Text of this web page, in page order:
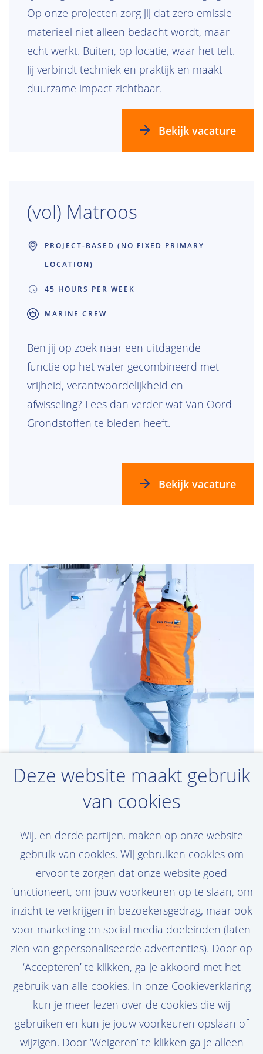
Deze website maakt gebruik
van cookies
Wij, en derde partijen, maken op onze website
gebruik van cookies. Wij gebruiken cookies om
ervoor te zorgen dat onze website goed
functioneert, om jouw voorkeuren op te slaan, om
inzicht te verkrijgen in bezoekersgedrag, maar ook
voor marketing en social media doeleinden (laten
zien van gepersonaliseerde advertenties). Door op
‘Accepteren’ te klikken, ga je akkoord met het
gebruik van alle cookies. In onze Cookieverklaring
kun je meer lezen over de cookies die wij
gebruiken en kun je jouw voorkeuren opslaan of
wijzigen. Door ‘Weigeren’ te klikken ga je alleen
Op onze projecten zorg jij dat zero emissie
materieel niet alleen bedacht wordt, maar
echt werkt. Buiten, op locatie, waar het telt.
Jij verbindt techniek en praktijk en maakt
duurzame impact zichtbaar.
Bekijk vacature
(vol) Matroos
PROJECT-BASED (NO FIXED PRIMARY
LOCATION)
45 HOURS PER WEEK
MARINE CREW
Ben jij op zoek naar een uitdagende
functie op het water gecombineerd met
vrijheid, verantwoordelijkheid en
afwisseling? Lees dan verder wat Van Oord
Grondstoffen te bieden heeft.
Bekijk vacature
Jouw droomvacature niet gevonden? Maak
een persoonlijke jobalert aan en ontvang
de nieuwste vacatures in je mail!
Stel job alert in